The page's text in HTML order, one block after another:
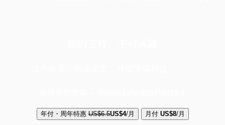
年付・周年特惠 US$6.5US$4/月 月付 US$8/月